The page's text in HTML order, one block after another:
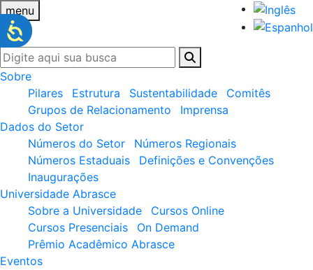
menu
Sobre
Pilares
Estrutura Sustentabilidade
Comitês
Grupos de Relacionamento
Imprensa
Dados do Setor
Números do Setor
Números Regionais
Números Estaduais
Definições e Convenções
Inaugurações
Universidade Abrasce
Sobre a Universidade
Cursos Online
Cursos Presenciais
On Demand
Prêmio Acadêmico Abrasce
Eventos